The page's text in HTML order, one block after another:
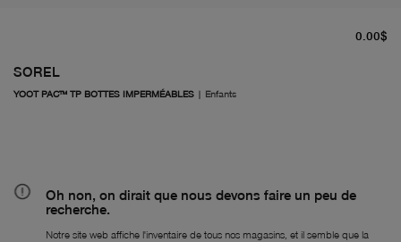
SOREL
YOOT PAC™ TP BOTTES IMPERMÉABLES | Enfants
0.00$
Oh non, on dirait que nous devons faire un peu de
recherche.
Notre site web affiche l'inventaire de tous nos magasins, et il semble que la